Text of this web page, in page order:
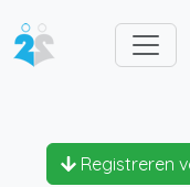
Registreren